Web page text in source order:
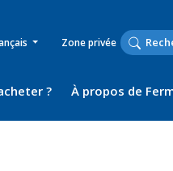
Zone privée
? À propos de